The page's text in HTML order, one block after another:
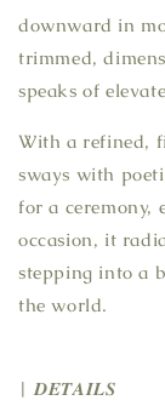
downward in
trimmed,
speaks of
With a refined,
sways with
for a ceremony,
occasion, it
stepping into a
the world.
| 𝑫𝑬𝑻𝑨𝑰𝑳𝑺